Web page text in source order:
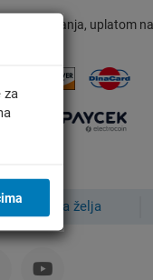
preuzimanja, uplatom
Lista želja